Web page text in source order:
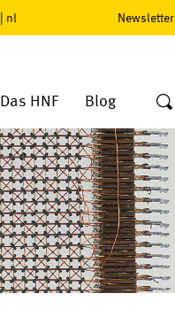
| nl Newsletter
Das HNF Blog